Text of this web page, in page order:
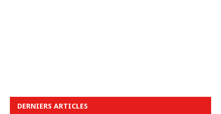
DERNIERS ARTICLES